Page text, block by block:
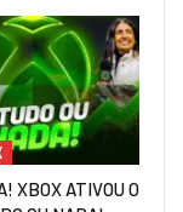
XBOX ATIVOU O